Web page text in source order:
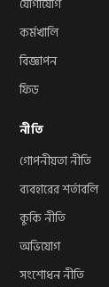
যোগাযোগ
কর্মখালি
বিজ্ঞাপন
ফিড
নীতি
গোপনীয়তা নীতি
ব্যবহারের শর্তাবলি
কুকি নীতি
অভিযোগ
সংশোধন নীতি